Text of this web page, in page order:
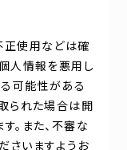
正使用などは確
人情報を悪用し
可能性がある
られた場合は開
。また、不審な
さいますようお